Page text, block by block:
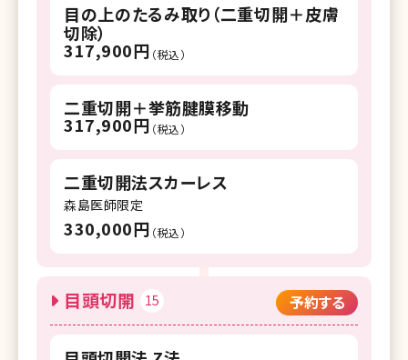
目の上のたるみ取り（二重切開＋皮膚
切除）
317,900円 （税込）
二重切開＋挙筋腱膜移動
317,900円 （税込）
二重切開法スカーレス
森島医師限定
330,000円 （税込）
目頭切開 15 予約する